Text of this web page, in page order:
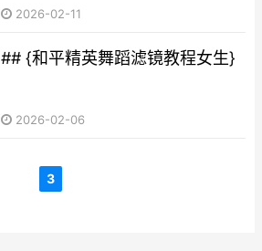
2026-02-11
## {和平精英舞蹈滤镜教程女生}
2026-02-06
3